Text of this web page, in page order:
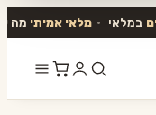
במלאי • מלאי אמיתי מה